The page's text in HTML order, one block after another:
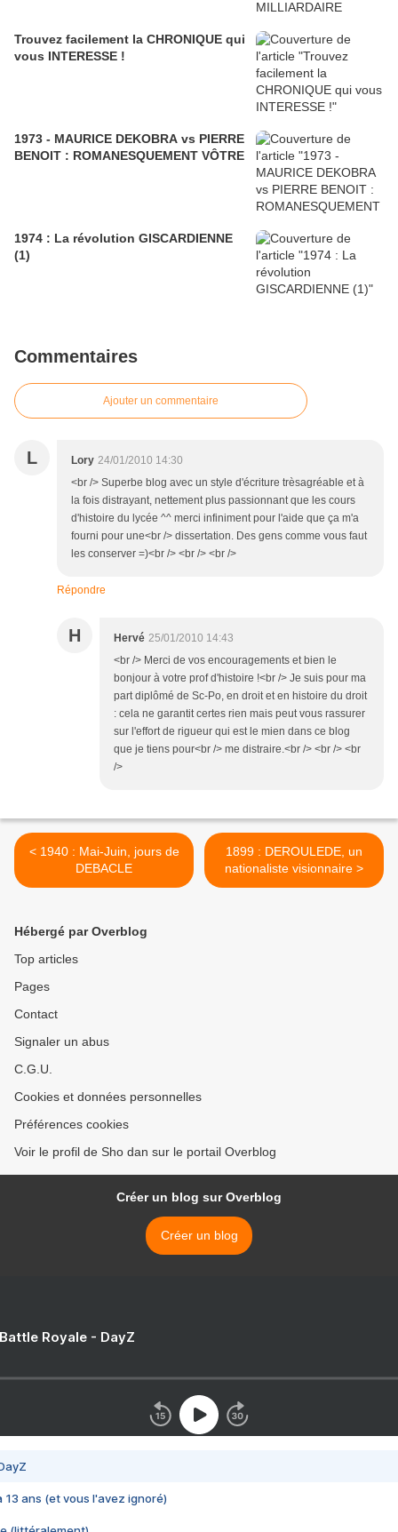
Trouvez facilement la CHRONIQUE qui
vous INTERESSE !
1973 - MAURICE DEKOBRA vs PIERRE
BENOIT : ROMANESQUEMENT VÔTRE
1974 : La révolution GISCARDIENNE
(1)
Commentaires
Ajouter un commentaire
L Lory 24/01/2010 14:30
<br /> Superbe blog avec un style d'écriture trèsagréable et à
la fois distrayant, nettement plus passionnant que les cours
d'histoire du lycée ^^ merci infiniment pour l'aide que ça m'a
fourni pour une<br /> dissertation. Des gens comme vous faut
les conserver =)<br /> <br /> <br />
Répondre
H Hervé 25/01/2010 14:43
<br /> Merci de vos encouragements et bien le
bonjour à votre prof d'histoire !<br /> Je suis pour ma
part diplômé de Sc-Po, en droit et en histoire du droit
: cela ne garantit certes rien mais peut vous rassurer
sur l'effort de rigueur qui est le mien dans ce blog
que je tiens pour<br /> me distraire.<br /> <br /> <br
/>
< 1940 : Mai-Juin, jours de
DEBACLE
1899 : DEROULEDE, un
nationaliste visionnaire >
Hébergé par Overblog
Top articles
Pages
Contact
Signaler un abus
C.G.U.
Cookies et données personnelles
Préférences cookies
Voir le profil de Sho dan sur le portail Overblog
Créer un blog sur Overblog
Créer un blog
Royale - DayZ
13 ans (et vous l'avez ignoré)